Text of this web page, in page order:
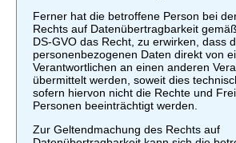
Ferner hat die betroffene Person bei
Rechts auf Datenübertragbarkeit
DS-GVO das Recht, zu erwirken, dass
personenbezogenen Daten direkt von
Verantwortlichen an einen anderen
übermittelt werden, soweit dies
sofern hiervon nicht die Rechte und
Personen beeinträchtigt werden.
Zur Geltendmachung des Rechts auf